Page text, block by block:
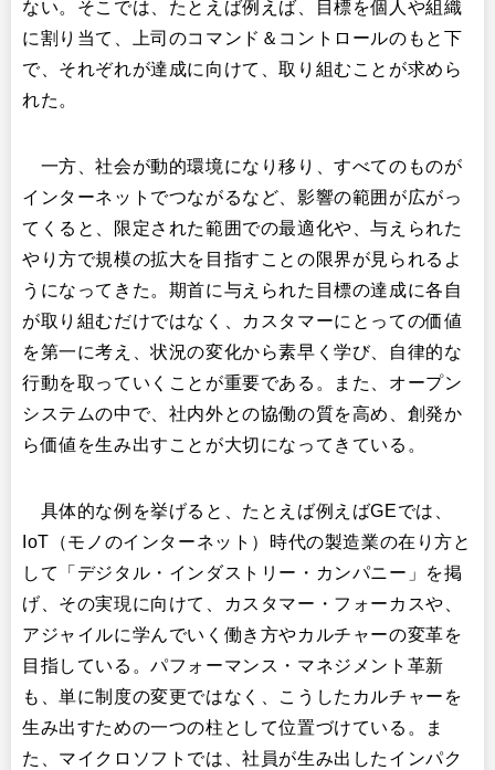
ない。そこでは、たとえば例えば、目標を個人や組織
に割り当て、上司のコマンド＆コントロールのもと下
で、それぞれが達成に向けて、取り組むことが求めら
れた。​
一方、社会が動的環境になり移り、すべてのものが
インターネットでつながるなど、影響の範囲が広がっ
てくると、限定された範囲での最適化や、与えられた
やり方で規模の拡大を目指すことの限界が見られるよ
うになってきた。期首に与えられた目標の達成に各自
が取り組むだけではなく、カスタマーにとっての価値
を第一に考え、状況の変化から素早く学び、自律的な
行動を取っていくことが重要である。また、オープン
システムの中で、社内外との協働の質を高め、創発か
ら価値を生み出すことが大切になってきている。
具体的な例を挙げると、たとえば例えばGEでは、
IoT（モノのインターネット）時代の製造業の在り方と
して「デジタル・インダストリー・カンパニー」を掲
げ、その実現に向けて、カスタマー・フォーカスや、
アジャイルに学んでいく働き方やカルチャーの変革を
目指している。パフォーマンス・マネジメント革新
も、単に制度の変更ではなく、こうしたカルチャーを
生み出すための一つの柱として位置づけている。ま
た、マイクロソフトでは、社員が生み出したインパク